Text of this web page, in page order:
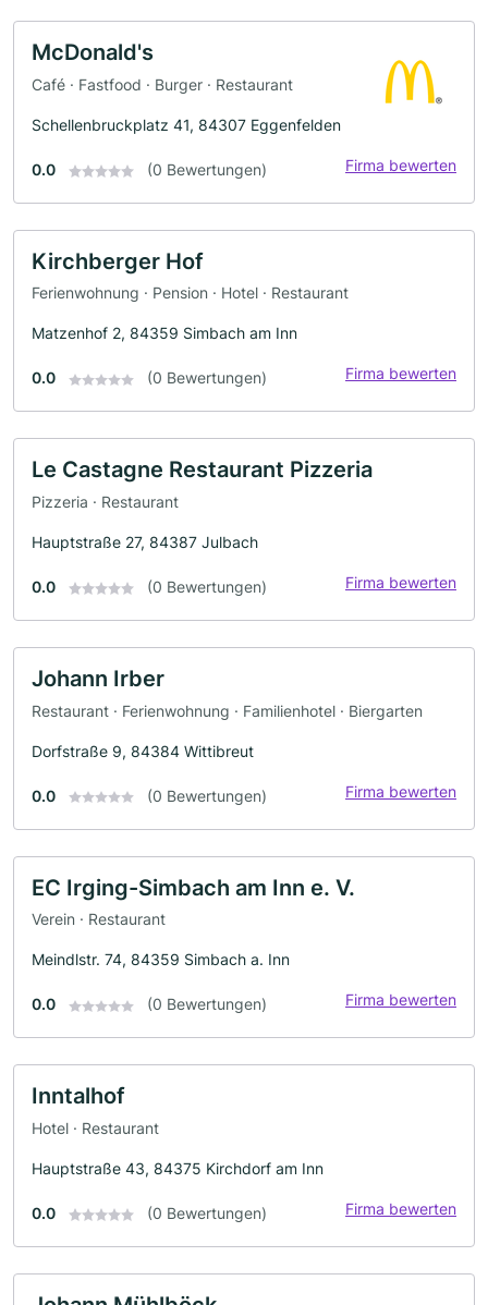
McDonald's
Café · Fastfood · Burger · Restaurant
Schellenbruckplatz 41, 84307 Eggenfelden
0.0 (0 Bewertungen) Firma bewerten
Kirchberger Hof
Ferienwohnung · Pension · Hotel · Restaurant
Matzenhof 2, 84359 Simbach am Inn
0.0 (0 Bewertungen) Firma bewerten
Le Castagne Restaurant Pizzeria
Pizzeria · Restaurant
Hauptstraße 27, 84387 Julbach
0.0 (0 Bewertungen) Firma bewerten
Johann Irber
Restaurant · Ferienwohnung · Familienhotel · Biergarten
Dorfstraße 9, 84384 Wittibreut
0.0 (0 Bewertungen) Firma bewerten
EC Irging-Simbach am Inn e. V.
Verein · Restaurant
Meindlstr. 74, 84359 Simbach a. Inn
0.0 (0 Bewertungen) Firma bewerten
Inntalhof
Hotel · Restaurant
Hauptstraße 43, 84375 Kirchdorf am Inn
0.0 (0 Bewertungen) Firma bewerten